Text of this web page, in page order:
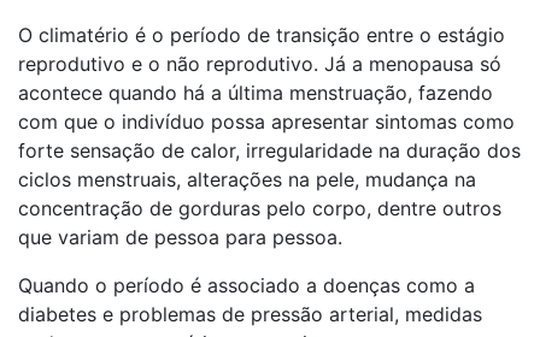
O climatério é o período de transição entre o estágio
reprodutivo e o não reprodutivo. Já a menopausa só
acontece quando há a última menstruação, fazendo
com que o indivíduo possa apresentar sintomas como
forte sensação de calor, irregularidade na duração dos
ciclos menstruais, alterações na pele, mudança na
concentração de gorduras pelo corpo, dentre outros
que variam de pessoa para pessoa.
Quando o período é associado a doenças como a
diabetes e problemas de pressão arterial, medidas